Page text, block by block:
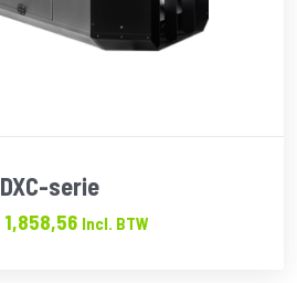
DXC-serie
1,858,56Prijsklasse:
Incl. BTW